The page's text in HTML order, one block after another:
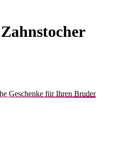
Geschenke für Ihren Bruder